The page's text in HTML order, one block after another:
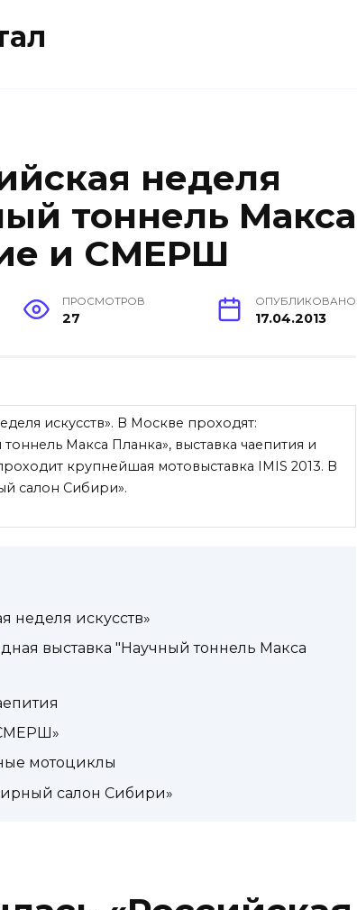
неделя
тоннель Макса
и СМЕРШ
ПРОСМОТРОВ
27
ОПУБЛИКОВАНО
17.04.2013
искусств». В Москве проходят:
Макса Планка», выставка чаепития и
крупнейшая мотовыставка IMIS 2013. В
салон Сибири».
неделя искусств»
выставка "Научный тоннель Макса
мотоциклы
салон Сибири»